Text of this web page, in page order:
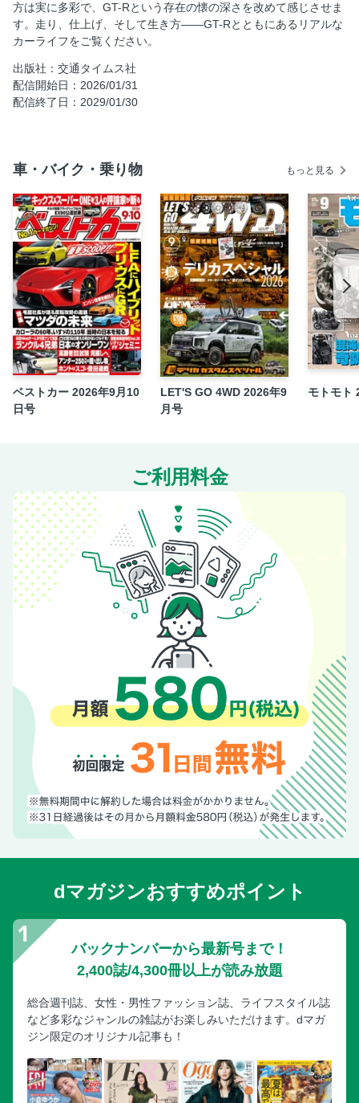
方は実に多彩で、GT-Rという存在の懐の深さを改めて感じさせま
す。走り、仕上げ、そして生き方――GT-Rとともにあるリアルな
カーライフをご覧ください。
出版社：交通タイムス社
配信開始日：2026/01/31
配信終了日：2029/01/30
車・バイク・乗り物 もっと見る
ベストカー 2026年9月10
日号
LET'S GO 4WD 2026年9
月号
モトモト
ご利用料金
dマガジンおすすめポイント
バックナンバーから最新号まで！
2,400誌/4,300冊以上が読み放題
総合週刊誌、女性・男性ファッション誌、ライフスタイル誌
など多彩なジャンルの雑誌がお楽しみいただけます。dマガ
ジン限定のオリジナル記事も！